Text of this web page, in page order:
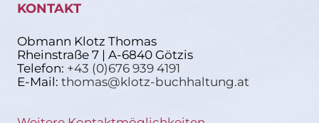
KONTAKT
Obmann Klotz Thomas
Rheinstraße 7 | A-6840 Götzis
Telefon: +43 (0)676 939 4191
E-Mail: thomas@klotz-buchhaltung.at